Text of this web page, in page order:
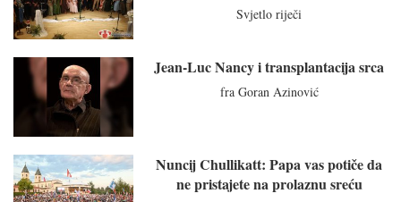
Svjetlo riječi
Jean-Luc Nancy i transplantacija srca
fra Goran Azinović
Nuncij Chullikatt: Papa vas potiče da
ne pristajete na prolaznu sreću